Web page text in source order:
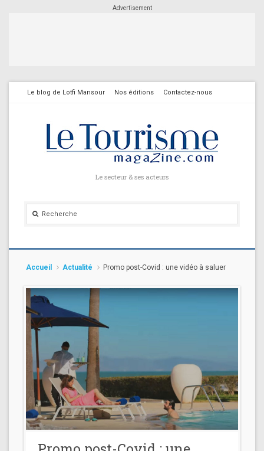
Advertisement
Le blog de Lotfi Mansour Nos éditions Contactez-nous
Le secteur & ses acteurs
Accueil Actualité Promo post-Covid : une vidéo à saluer